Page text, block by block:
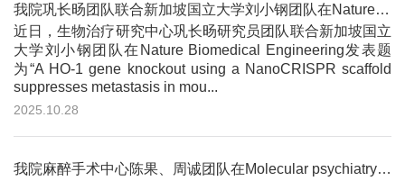
我院巩长旸团队联合新加坡国立大学刘小钢团队在Nature Biomedical Engineering发文 构建NanoCR...
近日，生物治疗研究中心巩长旸研究员团队联合新加坡国立
大学刘小钢团队在Nature Biomedical Engineering发表题
为“A HO-1 gene knockout using a NanoCRISPR scaffold
suppresses metastasis in mou...
2025.10.28
我院麻醉手术中心陈果、周诚团队在Molecular psychiatry杂志上发表研究论文 阐述背侧齿状回参与压力引起社交障...